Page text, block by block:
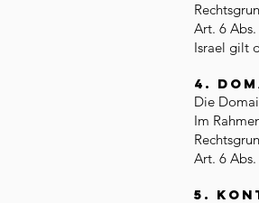
Art. 6
Israel gilt
4.
Die
Im
Art. 6
5.